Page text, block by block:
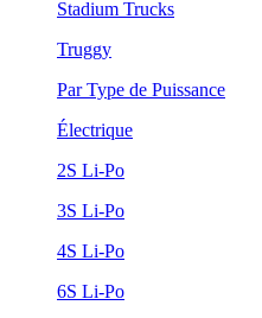
Stadium Trucks
Truggy
Par Type de Puissance
Électrique
2S Li-Po
3S Li-Po
4S Li-Po
6S Li-Po